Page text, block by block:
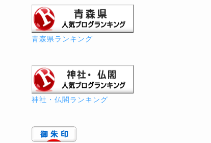
青森県ランキング
神社・仏閣ランキング